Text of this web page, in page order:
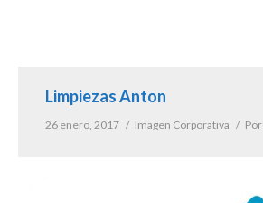
Limpiezas Anton
26 enero, 2017 Imagen Corporativa Por